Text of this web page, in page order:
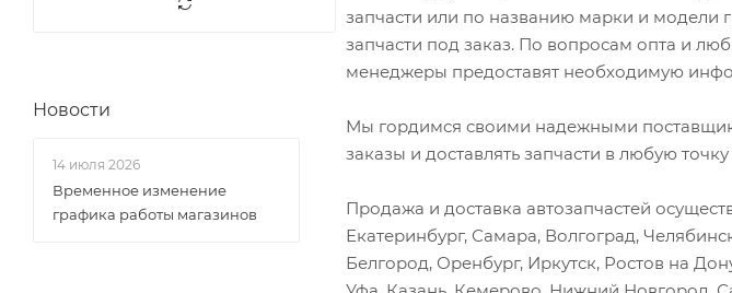
запчасти или по названию марки и модели
запчасти под заказ. По вопросам опта и
менеджеры предоставят необходимую
Мы гордимся своими надежными
заказы и доставлять запчасти в любую
Продажа и доставка автозапчастей
Екатеринбург, Самара, Волгоград,
Белгород, Оренбург, Иркутск, Ростов на
Колпачки маслосъемные
Компрессор
Новости
14 июля 2026
Временное изменение
графика работы магазинов